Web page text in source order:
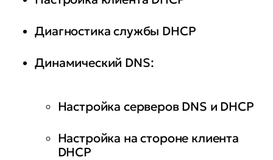
Диагностика службы DHCP
Динамический DNS:
Настройка серверов DNS и DHCP
Настройка на стороне клиента
DHCP